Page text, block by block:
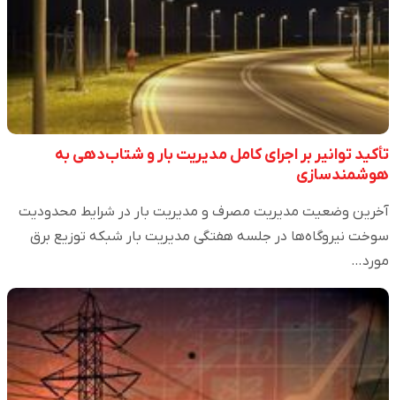
تأکید توانیر بر اجرای کامل مدیریت بار و شتاب‌دهی به
هوشمندسازی
آخرین وضعیت مدیریت مصرف و مدیریت بار در شرایط محدودیت
سوخت نیروگاه‌ها در جلسه هفتگی مدیریت بار شبکه توزیع برق
مورد…